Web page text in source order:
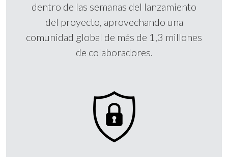
dentro de las semanas del lanzamiento
del proyecto, aprovechando una
comunidad global de más de 1,3 millones
de colaboradores.